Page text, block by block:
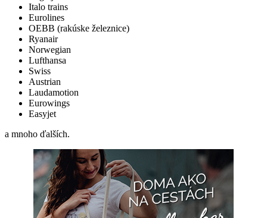
Italo trains
Eurolines
OEBB (rakúske železnice)
Ryanair
Norwegian
Lufthansa
Swiss
Austrian
Laudamotion
Eurowings
Easyjet
a mnoho ďalších.